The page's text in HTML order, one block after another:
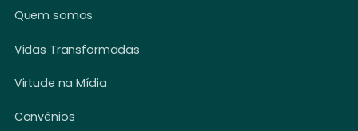
Quem somos
Vidas Transformadas
Virtude na Mídia
Convênios